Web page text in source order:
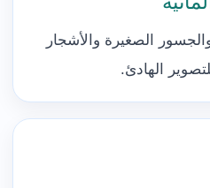
الصغيرة والأشجار
الهادئ.